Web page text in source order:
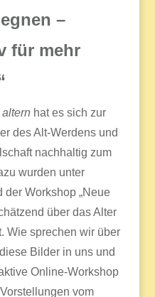
–
für mehr
hat es sich zur
des Alt-Werdens und
nachhaltig zum
wurden unter
Workshop „Neue
über das Alter
Wie sprechen wir über
Bilder in uns und
Online-Workshop
vom